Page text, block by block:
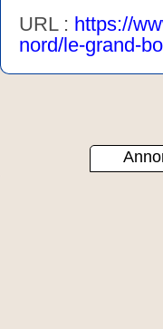
URL : https://
nord/le-grand-